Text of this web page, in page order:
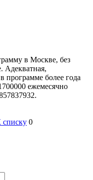
в Москве, без
Адекватная,
программе более года
ежемесячно
списку 0